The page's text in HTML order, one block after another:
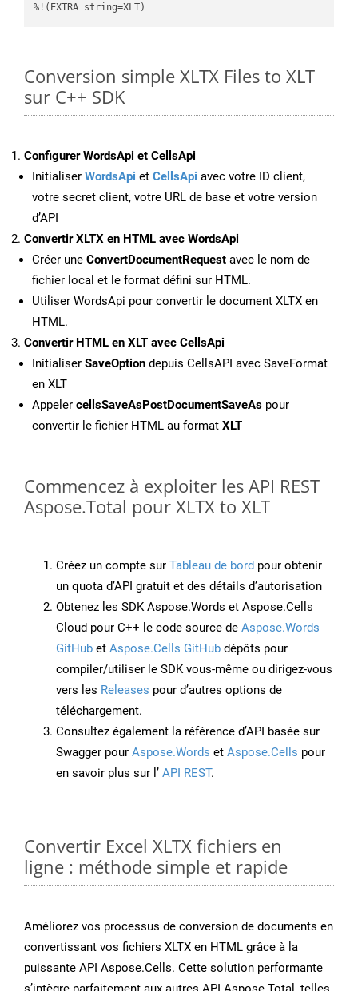
%!(EXTRA string=XLT)
Conversion simple XLTX Files to XLT
sur C++ SDK
Configurer WordsApi et CellsApi
Initialiser WordsApi et CellsApi avec votre ID client,
votre secret client, votre URL de base et votre version
d’API
Convertir XLTX en HTML avec WordsApi
Créer une ConvertDocumentRequest avec le nom de
fichier local et le format défini sur HTML.
Utiliser WordsApi pour convertir le document XLTX en
HTML.
Convertir HTML en XLT avec CellsApi
Initialiser SaveOption depuis CellsAPI avec SaveFormat
en XLT
Appeler cellsSaveAsPostDocumentSaveAs pour
convertir le fichier HTML au format XLT
Commencez à exploiter les API REST
Aspose.Total pour XLTX to XLT
Créez un compte sur Tableau de bord pour obtenir
un quota d’API gratuit et des détails d’autorisation
Obtenez les SDK Aspose.Words et Aspose.Cells
Cloud pour C++ le code source de Aspose.Words
GitHub et Aspose.Cells GitHub dépôts pour
compiler/utiliser le SDK vous-même ou dirigez-vous
vers les Releases pour d’autres options de
téléchargement.
Consultez également la référence d’API basée sur
Swagger pour Aspose.Words et Aspose.Cells pour
en savoir plus sur l’ API REST.
Convertir Excel XLTX fichiers en
ligne : méthode simple et rapide
Améliorez vos processus de conversion de documents en
convertissant vos fichiers XLTX en HTML grâce à la
puissante API Aspose.Cells. Cette solution performante